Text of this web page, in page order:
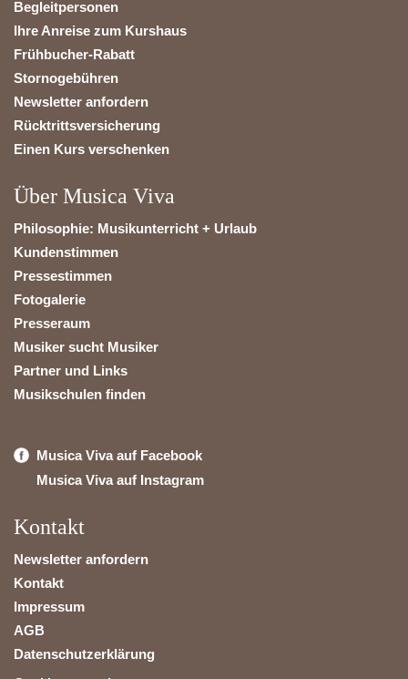
Begleitpersonen
Ihre Anreise zum Kurshaus
Frühbucher-Rabatt
Stornogebühren
Newsletter anfordern
Rücktrittsversicherung
Einen Kurs verschenken
Über Musica Viva
Philosophie: Musikunterricht + Urlaub
Kundenstimmen
Pressestimmen
Fotogalerie
Presseraum
Musiker sucht Musiker
Partner und Links
Musikschulen finden
Musica Viva auf Facebook
Musica Viva auf Instagram
Kontakt
Newsletter anfordern
Kontakt
Impressum
AGB
Datenschutzerklärung